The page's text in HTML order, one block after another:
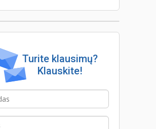
Turite klausimų?
Klauskite!